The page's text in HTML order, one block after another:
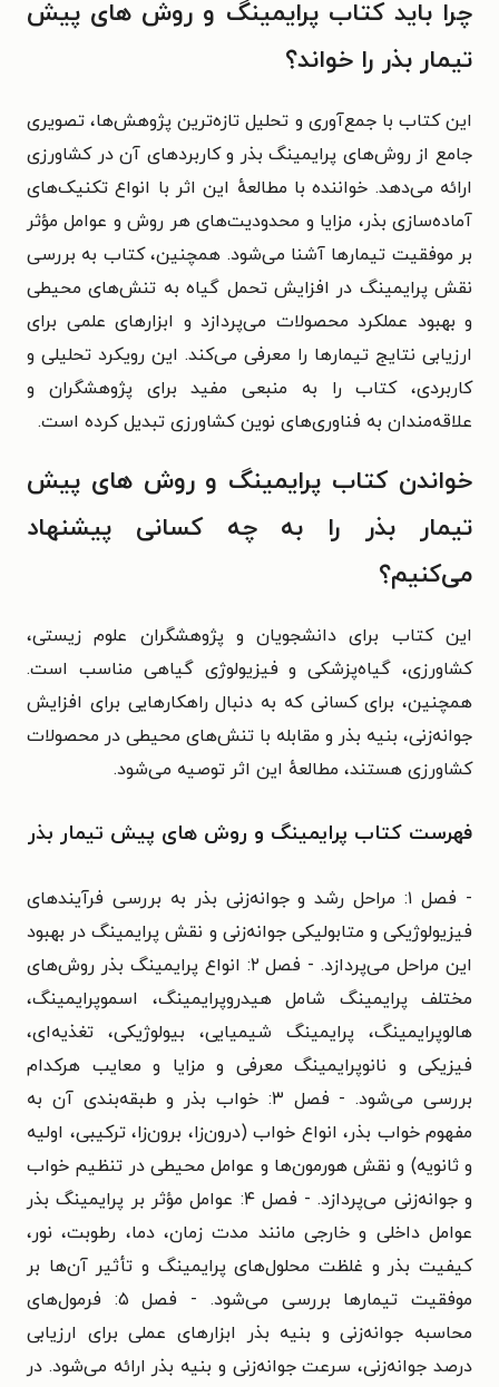
چرا باید کتاب پرایمینگ و روش های پیش
تیمار بذر را خواند؟
این کتاب با جمع‌آوری و تحلیل تازه‌ترین پژوهش‌ها، تصویری
جامع از روش‌های پرایمینگ بذر و کاربردهای آن در کشاورزی
ارائه می‌دهد. خواننده با مطالعهٔ این اثر با انواع تکنیک‌های
آماده‌سازی بذر، مزایا و محدودیت‌های هر روش و عوامل مؤثر
بر موفقیت تیمارها آشنا می‌شود. همچنین، کتاب به بررسی
نقش پرایمینگ در افزایش تحمل گیاه به تنش‌های محیطی
و بهبود عملکرد محصولات می‌پردازد و ابزارهای علمی برای
ارزیابی نتایج تیمارها را معرفی می‌کند. این رویکرد تحلیلی و
کاربردی، کتاب را به منبعی مفید برای پژوهشگران و
علاقه‌مندان به فناوری‌های نوین کشاورزی تبدیل کرده است.
خواندن کتاب پرایمینگ و روش های پیش
تیمار بذر را به چه کسانی پیشنهاد
می‌کنیم؟
این کتاب برای دانشجویان و پژوهشگران علوم زیستی،
کشاورزی، گیاه‌پزشکی و فیزیولوژی گیاهی مناسب است.
همچنین، برای کسانی که به دنبال راهکارهایی برای افزایش
جوانه‌زنی، بنیه بذر و مقابله با تنش‌های محیطی در محصولات
کشاورزی هستند، مطالعهٔ این اثر توصیه می‌شود.
فهرست کتاب پرایمینگ و روش های پیش تیمار بذر
- فصل ۱: مراحل رشد و جوانه‌زنی بذر به بررسی فرآیندهای
فیزیولوژیکی و متابولیکی جوانه‌زنی و نقش پرایمینگ در بهبود
این مراحل می‌پردازد. - فصل ۲: انواع پرایمینگ بذر روش‌های
مختلف پرایمینگ شامل هیدروپرایمینگ، اسموپرایمینگ،
هالوپرایمینگ، پرایمینگ شیمیایی، بیولوژیکی، تغذیه‌ای،
فیزیکی و نانوپرایمینگ معرفی و مزایا و معایب هرکدام
بررسی می‌شود. - فصل ۳: خواب بذر و طبقه‌بندی آن به
مفهوم خواب بذر، انواع خواب (درون‌زا، برون‌زا، ترکیبی، اولیه
و ثانویه) و نقش هورمون‌ها و عوامل محیطی در تنظیم خواب
و جوانه‌زنی می‌پردازد. - فصل ۴: عوامل مؤثر بر پرایمینگ بذر
عوامل داخلی و خارجی مانند مدت زمان، دما، رطوبت، نور،
کیفیت بذر و غلظت محلول‌های پرایمینگ و تأثیر آن‌ها بر
موفقیت تیمارها بررسی می‌شود. - فصل ۵: فرمول‌های
محاسبه جوانه‌زنی و بنیه بذر ابزارهای عملی برای ارزیابی
درصد جوانه‌زنی، سرعت جوانه‌زنی و بنیه بذر ارائه می‌شود. در